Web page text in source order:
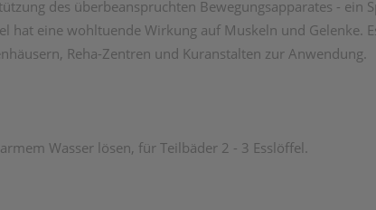
des überbeanspruchten Bewegungsapparates - ein
hat eine wohltuende Wirkung auf Muskeln und
Reha-Zentren und Kuranstalten zur Anwendung.
Wasser lösen, für Teilbäder 2 - 3 Esslöffel.